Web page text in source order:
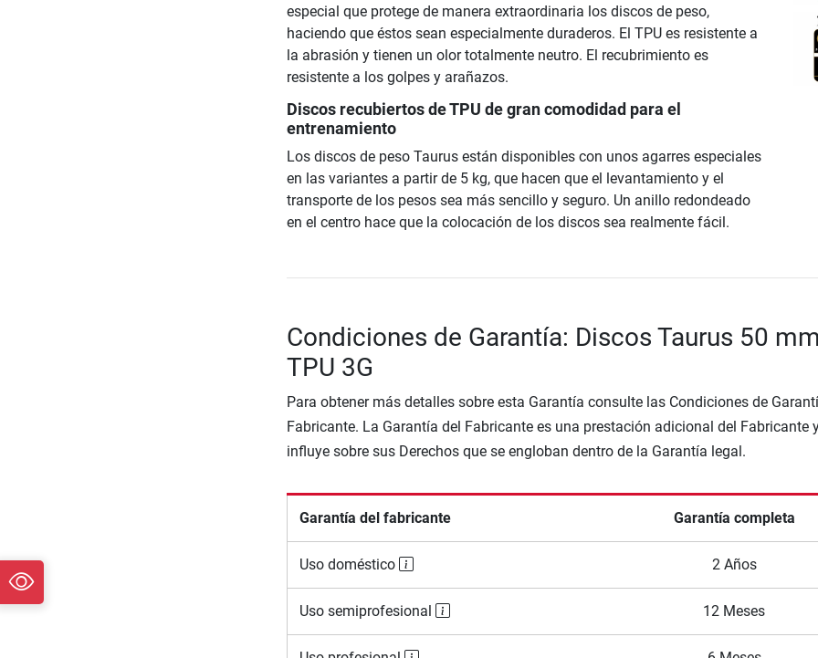
especial que protege de manera extraordinaria los discos de peso,
haciendo que éstos sean especialmente duraderos. El TPU es resistente a
la abrasión y tienen un olor totalmente neutro. El recubrimiento es
resistente a los golpes y arañazos.
Discos recubiertos de TPU de gran comodidad para el
entrenamiento
Los discos de peso Taurus están disponibles con unos agarres especiales
en las variantes a partir de 5 kg, que hacen que el levantamiento y el
transporte de los pesos sea más sencillo y seguro. Un anillo redondeado
en el centro hace que la colocación de los discos sea realmente fácil.
Condiciones de Garantía: Discos Taurus 50
TPU 3G
Para obtener más detalles sobre esta Garantía consulte las Condiciones de
Fabricante. La Garantía del Fabricante es una prestación adicional del Fabricante
influye sobre sus Derechos que se engloban dentro de la Garantía legal.
Garantía del fabricante Garantía completa
Uso doméstico 2 Años
Uso semiprofesional 12 Meses